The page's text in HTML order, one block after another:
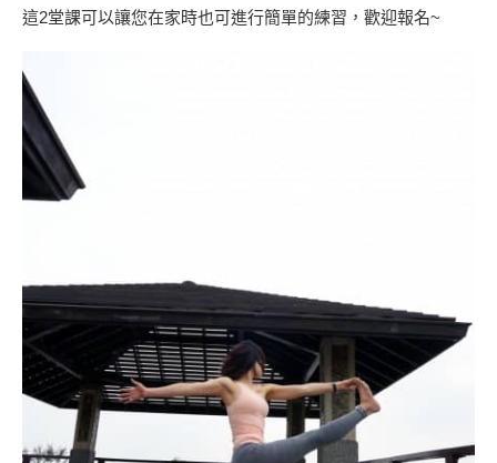
這2堂課可以讓您在家時也可進行簡單的練習，歡迎報名~